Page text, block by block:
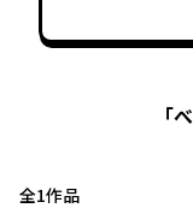
「
全1作品